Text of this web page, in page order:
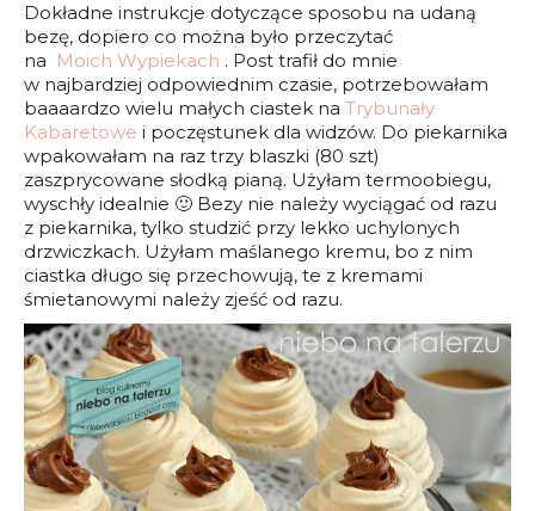
Dokładne instrukcje dotyczące sposobu na udaną
bezę, dopiero co można było przeczytać
na Moich Wypiekach . Post trafił do mnie
w najbardziej odpowiednim czasie, potrzebowałam
baaaardzo wielu małych ciastek na Trybunały
Kabaretowe i poczęstunek dla widzów. Do piekarnika
wpakowałam na raz trzy blaszki (80 szt)
zaszprycowane słodką pianą. Użyłam termoobiegu,
wyschły idealnie 🙂 Bezy nie należy wyciągać od razu
z piekarnika, tylko studzić przy lekko uchylonych
drzwiczkach. Użyłam maślanego kremu, bo z nim
ciastka długo się przechowują, te z kremami
śmietanowymi należy zjeść od razu.